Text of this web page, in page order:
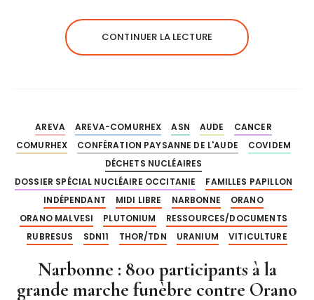
CONTINUER LA LECTURE
AREVA AREVA-COMURHEX ASN AUDE
CANCER
COMURHEX
CONFÉRATION PAYSANNE DE L'AUDE
COVIDEM
DÉCHETS NUCLÉAIRES
DOSSIER SPÉCIAL NUCLÉAIRE OCCITANIE
FAMILLES PAPILLON
INDÉPENDANT
MIDI LIBRE NARBONNE
ORANO
ORANO MALVESI
PLUTONIUM
RESSOURCES/DOCUMENTS
RUBRESUS
SDN11 THOR/TDN URANIUM VITICULTURE
Narbonne : 800 participants à la
grande marche funèbre contre Orano